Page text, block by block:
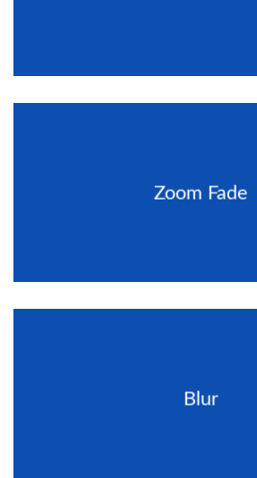
Zoom Fade
Blur